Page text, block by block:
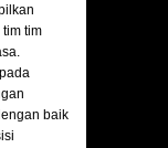
tim
baik